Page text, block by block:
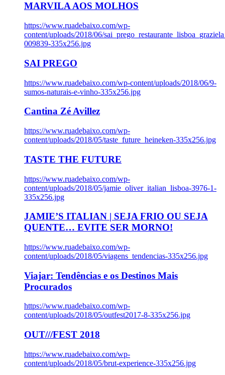
MARVILA AOS MOLHOS
https://www.ruadebaixo.com/wp-
content/uploads/2018/06/
009839-335x256.jpg
SAI PREGO
https://www.ruadebaixo.com/wp-content/uploads/2018/06/9-
sumos-naturais-e-vinho-335x256.jpg
Cantina Zé Avillez
https://www.ruadebaixo.com/wp-
content/uploads/2018/05/taste_future_heineken-335x256.jpg
TASTE THE FUTURE
https://www.ruadebaixo.com/wp-
content/uploads/2018/05/jamie_oliver_italian_lisboa-3976-1-
335x256.jpg
JAMIE’S ITALIAN | SEJA FRIO OU SEJA
QUENTE… EVITE SER MORNO!
https://www.ruadebaixo.com/wp-
content/uploads/2018/05/viagens_tendencias-335x256.jpg
Viajar: Tendências e os Destinos Mais
Procurados
https://www.ruadebaixo.com/wp-
content/uploads/2018/05/outfest2017-8-335x256.jpg
OUT///FEST 2018
https://www.ruadebaixo.com/wp-
content/uploads/2018/05/brut-experience-335x256.jpg